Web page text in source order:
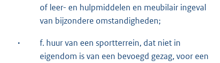
of leer- en hulpmiddelen en meubilair ingeval
van bijzondere omstandigheden;
·
f. huur van een sportterrein, dat niet in
eigendom is van een bevoegd gezag, voor een